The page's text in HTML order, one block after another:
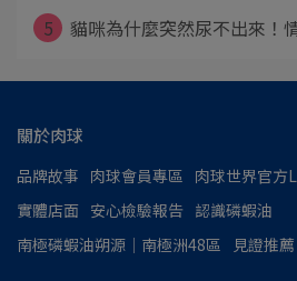
5
貓咪為什麼突然尿不出來！
關於肉球
品牌故事 肉球會員專區 肉球世界官方
實體店面 安心檢驗報告 認識磷蝦油
南極磷蝦油朔源│南極洲48區
見證推薦